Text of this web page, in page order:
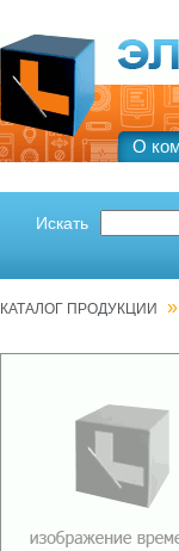
О
Искать
КАТАЛОГ ПРОДУКЦИИ »